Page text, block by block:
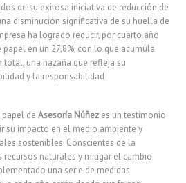
de su exitosa iniciativa de reducción de
disminución significativa de su huella de
ha logrado reducir, por cuarto año
en un 27,8%, con lo que acumula
total, una hazaña que refleja su
y la responsabilidad
papel deAsesoría Núñez es un testimonio
su impacto en el medio ambiente y
sostenibles. Conscientes de la
recursos naturales y mitigar el cambio
una serie de medidas